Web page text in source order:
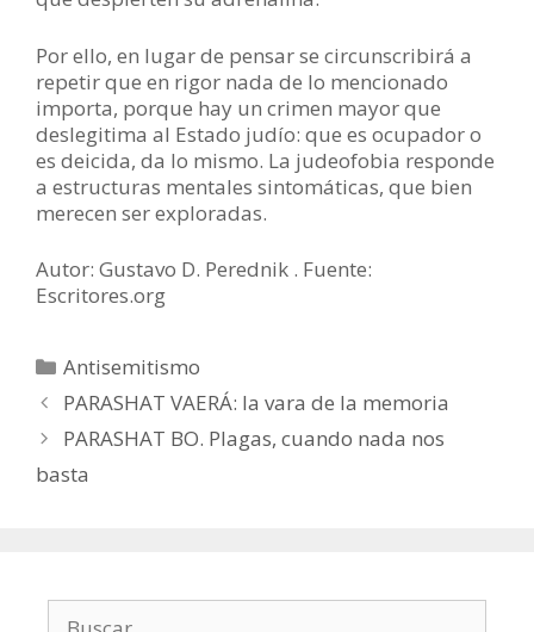
Por ello, en lugar de pensar se circunscribirá a
repetir que en rigor nada de lo mencionado
importa, porque hay un crimen mayor que
deslegitima al Estado judío: que es ocupador o
es deicida, da lo mismo. La judeofobia responde
a estructuras mentales sintomáticas, que bien
merecen ser exploradas.
Autor: Gustavo D. Perednik . Fuente:
Escritores.org
Categorías
Antisemitismo
PARASHAT VAERÁ: la vara de la memoria
PARASHAT BO. Plagas, cuando nada nos
basta